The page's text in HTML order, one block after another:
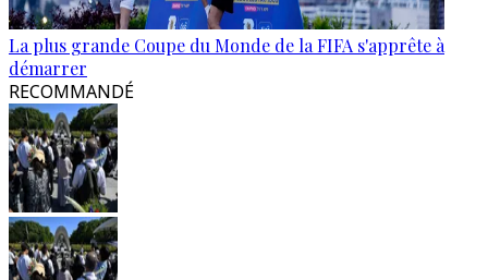
La plus grande Coupe du Monde de la FIFA s'apprête à
démarrer
RECOMMANDÉ